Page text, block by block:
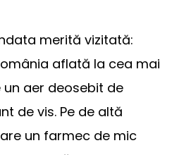
merită vizitată:
aflată la cea mai
aer deosebit de
de vis. Pe de altă
are un farmec de mic